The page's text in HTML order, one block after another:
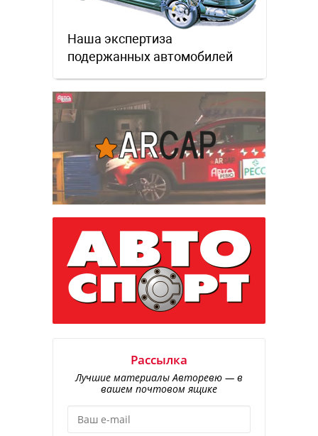
Наша экспертиза
подержанных автомобилей
Рассылка
Лучшие материалы Авторевю — в
вашем почтовом ящике